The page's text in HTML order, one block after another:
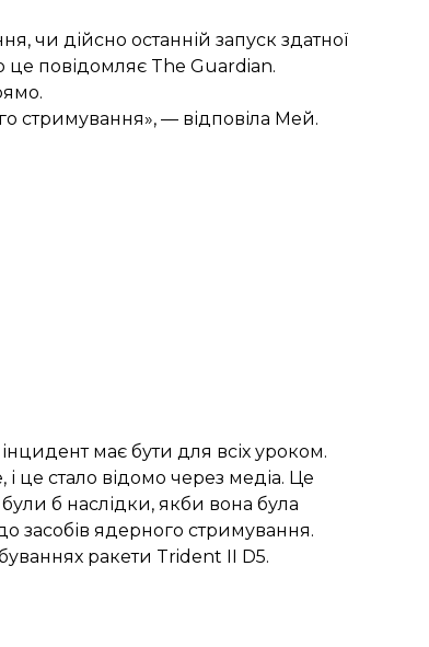
чи дійсно останній запуск здатної
це повідомляє The Guardian.
стримування», — відповіла Мей.
має бути для всіх уроком.
це стало відомо через медіа. Це
б наслідки, якби вона була
засобів ядерного стримування.
ракети Trident II D5.